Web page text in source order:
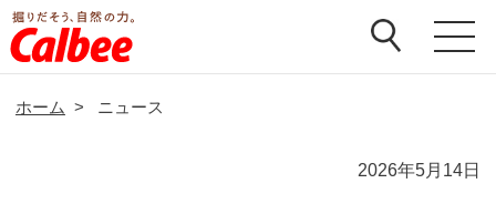
ホーム > ニュース
2026年5月14日